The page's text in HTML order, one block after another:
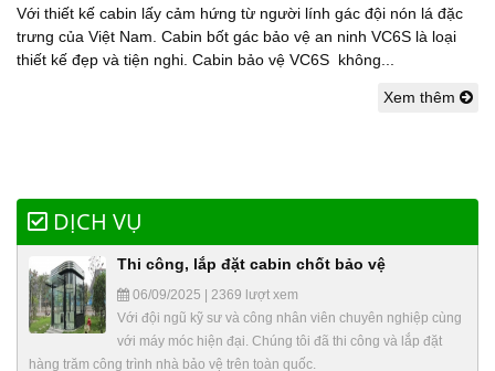
Với thiết kế cabin lấy cảm hứng từ người lính gác đội nón lá đặc
trưng của Việt Nam. Cabin bốt gác bảo vệ an ninh VC6S là loại
thiết kế đẹp và tiện nghi. Cabin bảo vệ VC6S không...
Xem thêm
DỊCH VỤ
Thi công, lắp đặt cabin chốt bảo vệ
06/09/2025 | 2369 lượt xem
Với đội ngũ kỹ sư và công nhân viên chuyên nghiệp cùng
với máy móc hiện đại. Chúng tôi đã thi công và lắp đặt
hàng trăm công trình nhà bảo vệ trên toàn quốc.